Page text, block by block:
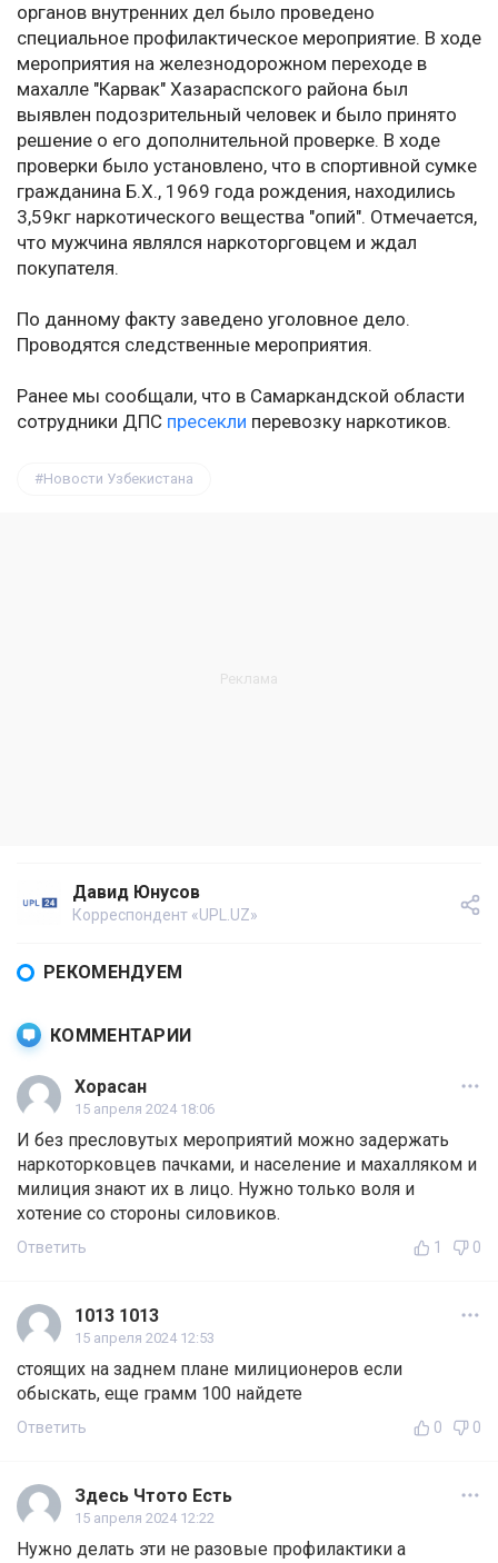
органов внутренних дел было проведено
специальное профилактическое мероприятие. В ходе
мероприятия на железнодорожном переходе в
махалле "Карвак" Хазараспского района был
выявлен подозрительный человек и было принято
решение о его дополнительной проверке. В ходе
проверки было установлено, что в спортивной сумке
гражданина Б.Х., 1969 года рождения, находились
3,59кг наркотического вещества "опий". Отмечается,
что мужчина являлся наркоторговцем и ждал
покупателя.
По данному факту заведено уголовное дело.
Проводятся следственные мероприятия.
Ранее мы сообщали, что в Самаркандской области
сотрудники ДПС пресекли перевозку наркотиков.
Новости Узбекистана
Давид Юнусов
Корреспондент «UPL.UZ»
РЕКОМЕНДУЕМ
КОММЕНТАРИИ
Хорасан
15 апреля 2024 18:06
И без пресловутых мероприятий можно задержать
наркоторковцев пачками, и население и махалляком и
милиция знают их в лицо. Нужно только воля и
хотение со стороны силовиков.
Ответить 1 0
1013 1013
15 апреля 2024 12:53
стоящих на заднем плане милиционеров если
обыскать, еще грамм 100 найдете
Ответить 0 0
Здесь Чтото Есть
15 апреля 2024 12:22
Нужно делать эти не разовые профилактики а